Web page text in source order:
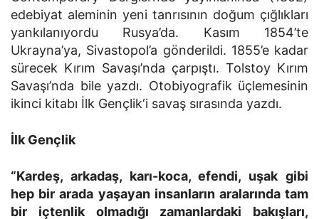
edebiyat aleminin yeni tanrısının doğum çığlıkları
yankılanıyordu Rusya’da. Kasım 1854’te
Ukrayna’ya, Sivastopol’a gönderildi. 1855’e kadar
sürecek Kırım Savaşı’nda çarpıştı. Tolstoy Kırım
Savaşı’nda bile yazdı. Otobiyografik üçlemesinin
ikinci kitabı İlk Gençlik‘i savaş sırasında yazdı.
İlk Gençlik
“Kardeş, arkadaş, karı-koca, efendi, uşak gibi
hep bir arada yaşayan insanların aralarında tam
bir içtenlik olmadığı zamanlardaki bakışları,